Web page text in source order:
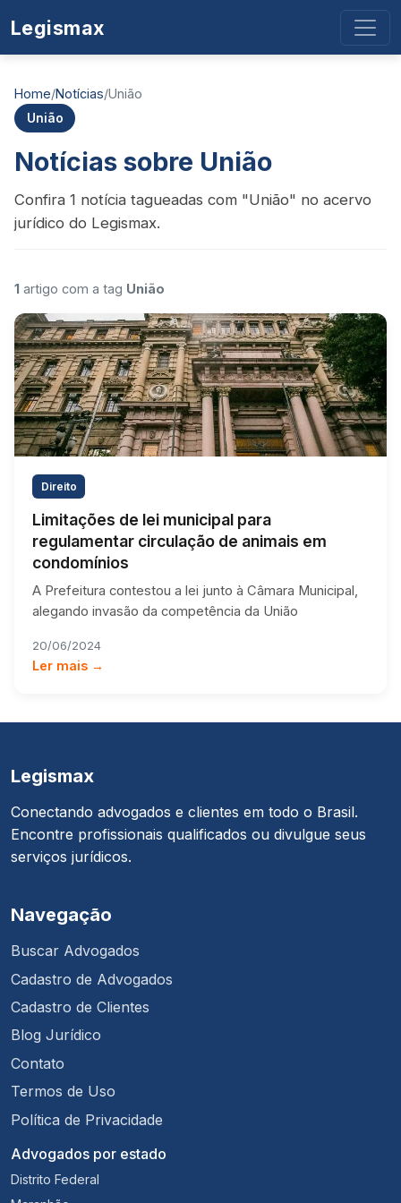
Legismax
Home/Notícias/União
União
Notícias sobre União
Confira 1 notícia tagueadas com "União" no acervo
jurídico do Legismax.
1 artigo com a tag União
Direito
Limitações de lei municipal para
regulamentar circulação de animais em
condomínios
A Prefeitura contestou a lei junto à Câmara Municipal,
alegando invasão da competência da União
20/06/2024
Ler mais →
Legismax
Conectando advogados e clientes em todo o Brasil.
Encontre profissionais qualificados ou divulgue seus
serviços jurídicos.
Navegação
Buscar Advogados
Cadastro de Advogados
Cadastro de Clientes
Blog Jurídico
Contato
Termos de Uso
Política de Privacidade
Advogados por estado
Distrito Federal